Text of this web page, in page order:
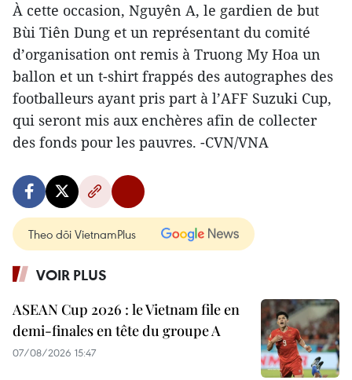
À cette occasion, Nguyên A, le gardien de but
Bùi Tiên Dung et un représentant du comité
d’organisation ont remis à Truong My Hoa un
ballon et un t-shirt frappés des autographes des
footballeurs ayant pris part à l’AFF Suzuki Cup,
qui seront mis aux enchères afin de collecter
des fonds pour les pauvres. -CVN/VNA
Theo dõi VietnamPlus
VOIR PLUS
ASEAN Cup 2026 : le Vietnam file en
demi-finales en tête du groupe A
07/08/2026 15:47